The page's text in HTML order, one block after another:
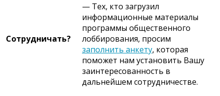
Сотрудничать?
— Тех, кто загрузил
информационные материалы
программы общественного
лоббирования, просим
заполнить анкету, которая
поможет нам установить Вашу
заинтересованность в
дальнейшем сотрудничестве.